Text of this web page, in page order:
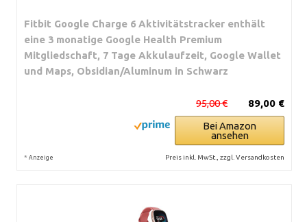
Fitbit Google Charge 6 Aktivitätstracker enthält
eine 3 monatige Google Health Premium
Mitgliedschaft, 7 Tage Akkulaufzeit, Google Wallet
und Maps, Obsidian/Aluminum in Schwarz
89,00 €
95,00 €
Bei Amazon
ansehen
* Anzeige Preis inkl. MwSt., zzgl. Versandkosten